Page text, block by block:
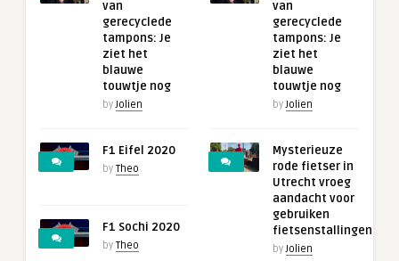
van
gerecyclede
tampons: Je
ziet het
blauwe
touwtje nog
byJolien
F1 Eifel 2020
by Theo
F1 Sochi 2020
by Theo
van
gerecyclede
tampons: Je
ziet het
blauwe
touwtje nog
byJolien
Mysterieuze
rode fietser in
Utrecht vroeg
aandacht voor
gebruiken
fietsenstallingen
byJolien